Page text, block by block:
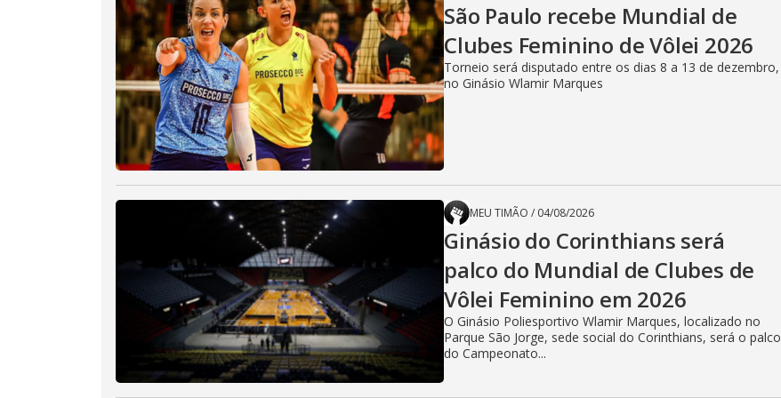
e
o
São Paulo recebe Mundial de
Clubes Feminino de Vôlei 2026
Torneio será disputado entre os dias 8 a 13 de dezembro,
no Ginásio Wlamir Marques
MEU TIMÃO / 04/08/2026
Ginásio do Corinthians será
palco do Mundial de Clubes de
Vôlei Feminino em 2026
O Ginásio Poliesportivo Wlamir Marques, localizado no
Parque São Jorge, sede social do Corinthians, será o palco
do Campeonato...